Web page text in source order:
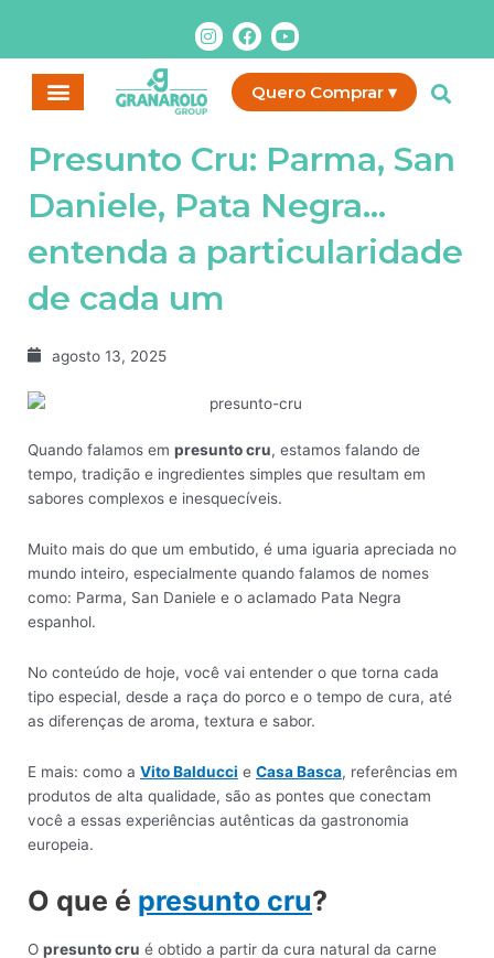
o
conteúdo
I
n
s
a
g
a
m
F
a
c
e
b
o
k
Y
o
u
u
b
Quero Comprar ▾
Presunto Cru: Parma, San
Daniele, Pata Negra…
entenda a particularidade
de cada um
agosto 13, 2025
Quando falamos em presunto cru, estamos falando de
tempo, tradição e ingredientes simples que resultam em
sabores complexos e inesquecíveis.
Muito mais do que um embutido, é uma iguaria apreciada no
mundo inteiro, especialmente quando falamos de nomes
como: Parma, San Daniele e o aclamado Pata Negra
espanhol.
No conteúdo de hoje, você vai entender o que torna cada
tipo especial, desde a raça do porco e o tempo de cura, até
as diferenças de aroma, textura e sabor.
E mais: como a Vito Balducci e Casa Basca, referências em
produtos de alta qualidade, são as pontes que conectam
você a essas experiências autênticas da gastronomia
europeia.
O que é presunto cru?
O presunto cru é obtido a partir da cura natural da carne